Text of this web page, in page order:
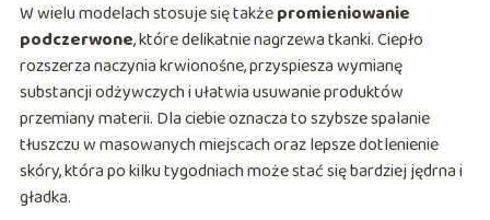
W wielu modelach stosuje się takżepromieniowanie
podczerwone, które delikatnie nagrzewa tkanki. Ciepło
rozszerza naczynia krwionośne, przyspiesza wymianę
substancji odżywczych i ułatwia usuwanie produktów
przemiany materii. Dla ciebie oznacza to szybsze spalanie
tłuszczu w masowanych miejscach oraz lepsze dotlenienie
skóry, która po kilku tygodniach może stać się bardziej jędrna i
gładka.